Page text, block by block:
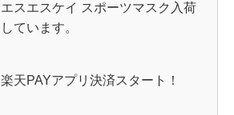
エスエスケイ スポーツマスク入荷
しています。
楽天PAYアプリ決済スタート！